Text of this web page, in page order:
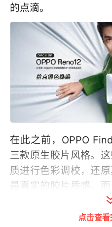
的点滴。
在此之前，OPPO
三款原生胶片风格。
质进行色彩调校，还
最真实的胶片质感。
在实况图片上，并且
点击查